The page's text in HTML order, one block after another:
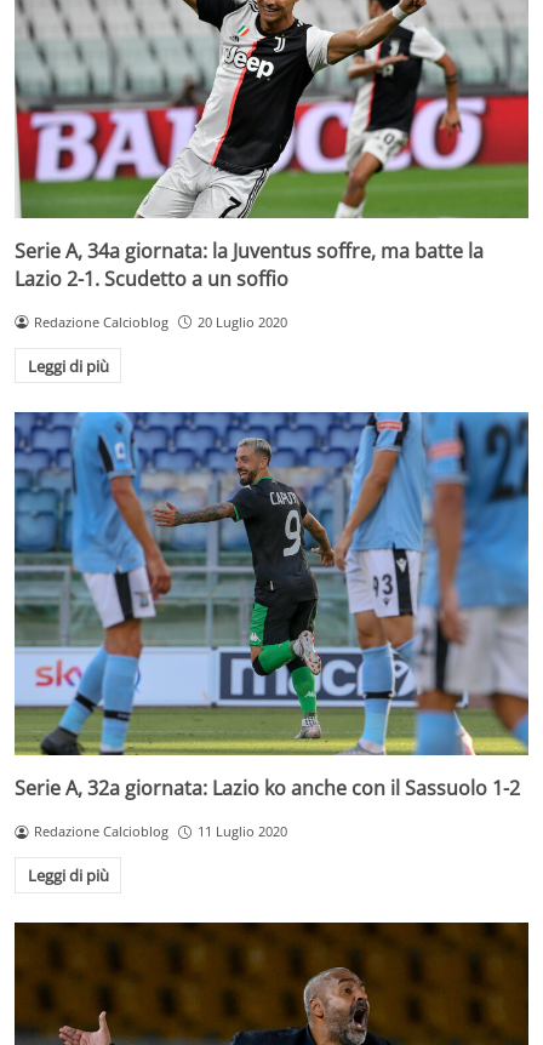
Serie A, 34a giornata: la Juventus soffre, ma batte la
Lazio 2-1. Scudetto a un soffio
Redazione Calcioblog 20 Luglio 2020
Leggi di più
Serie A, 32a giornata: Lazio ko anche con il Sassuolo 1-2
Redazione Calcioblog 11 Luglio 2020
Leggi di più